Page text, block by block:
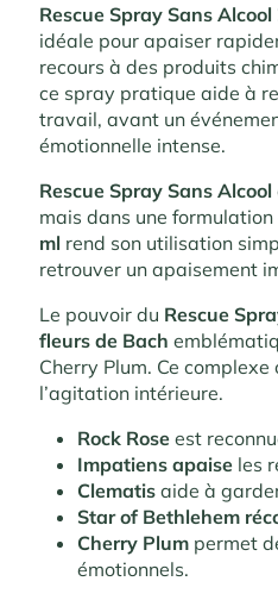
Rescue Spray Sans Alcool
idéale pour apaiser
recours à des produits
ce spray pratique aide à
travail, avant un
émotionnelle intense.
Rescue Spray Sans Alcool
mais dans une
ml rend son utilisation
retrouver un apaisement
Le pouvoir du Rescue
fleurs de Bach
Cherry Plum. Ce
l’agitation intérieure.
Rock Roseest
Impatiens apaise les
Clematisaide à
Star of Bethlehem
Cherry Plum permet
émotionnels.